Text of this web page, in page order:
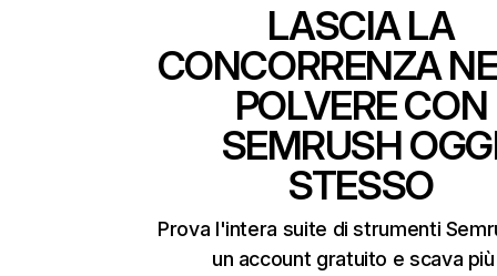
LASCIA LA
CONCORRENZA
POLVERE CON
SEMRUSH
STESSO
Prova l'intera suite di strumenti
un account gratuito e scava